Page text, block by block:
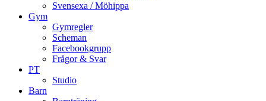
Svensexa / Möhippa
Gym
Gymregler
Scheman
Facebookgrupp
Frågor & Svar
PT
Studio
Barn